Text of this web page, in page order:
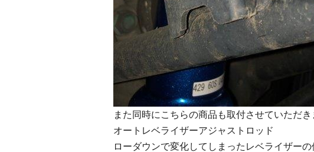
また同時にこちらの商品も取付させていただき
オートレベライザーアジャストロッド
ローダウンで変化してしまったレベライザー